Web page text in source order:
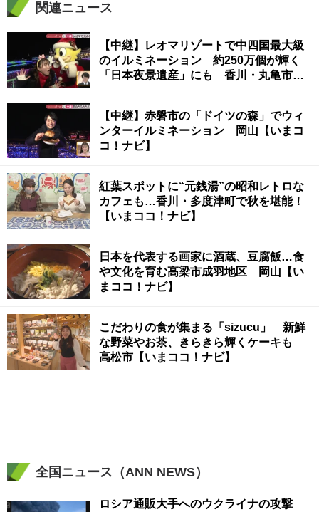
関連ニュース
【中継】レオマリゾートで中四国最大級
のイルミネーション 約250万個が輝く
「日本夜景遺産」にも 香川・丸亀市
【中継】赤磐市の「ドイツの森」でウィ
ンターイルミネーション 岡山【いまコ
コ！ナビ】
紅葉スポットに“元銭湯”の昭和レトロな
カフェも…香川・多度津町で秋を堪能！
【いまココ！ナビ】
日本を代表する画家に酒蔵、豆腐飯…食
や文化を育む高梁市成羽地区 岡山【い
まココ！ナビ】
こだわりの食が集まる「sizucu」 新鮮
な野菜やお茶、きらきら輝くケーキも
高松市【いまココ！ナビ】
全国ニュース（ANN NEWS）
ロシア通販大手へのウクライナの攻撃